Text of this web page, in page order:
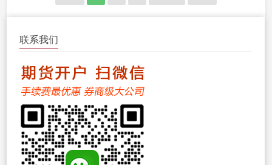
联系我们